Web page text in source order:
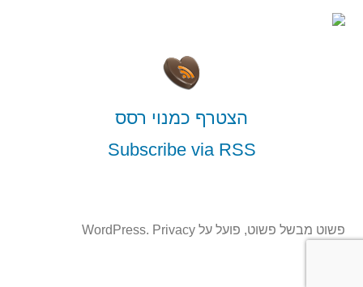
הצטרף כמנוי רסס
Subscribe via RSS
פשוט מבשל פשוט, פועל על WordPress. Privacy